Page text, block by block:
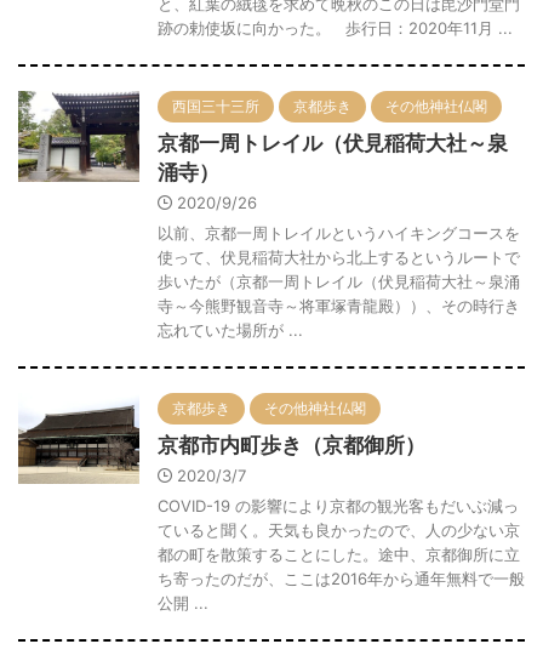
跡の勅使坂に向かった。 歩行日：2020年11月 ...
西国三十三所 京都歩き その他神社仏閣
京都一周トレイル（伏見稲荷大社～泉
涌寺）
2020/9/26
以前、京都一周トレイルというハイキングコースを
使って、伏見稲荷大社から北上するというルートで
歩いたが（京都一周トレイル（伏見稲荷大社～泉涌
寺～今熊野観音寺～将軍塚青龍殿））、その時行き
忘れていた場所が ...
京都歩き その他神社仏閣
京都市内町歩き（京都御所）
2020/3/7
COVID-19 の影響により京都の観光客もだいぶ減っ
ていると聞く。天気も良かったので、人の少ない京
都の町を散策することにした。途中、京都御所に立
ち寄ったのだが、ここは2016年から通年無料で一般
公開 ...